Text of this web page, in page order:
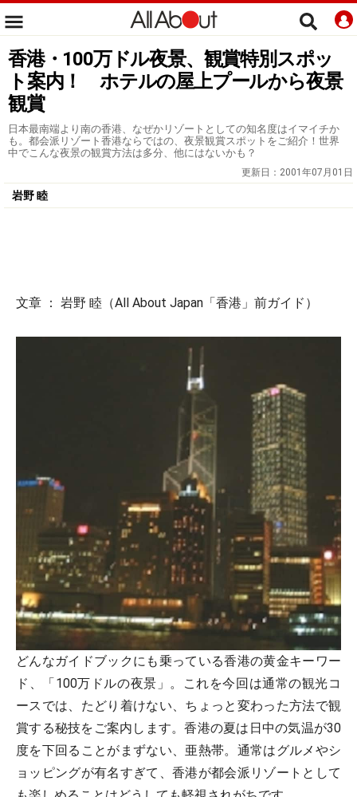
香港・100万ドル夜景、観賞特別スポッ
ト案内！ ホテルの屋上プールから夜景
観賞
日本最南端より南の香港、なぜかリゾートとしての知名度はイマイチか
も。都会派リゾート香港ならではの、夜景観賞スポットをご紹介！世界
中でこんな夜景の観賞方法は多分、他にはないかも？
更新日： 2001年07月01日
岩野 睦
文章 ： 岩野 睦（All About Japan「香港」前ガイド）
どんなガイドブックにも乗っている香港の黄金キーワー
ド、「100万ドルの夜景」。これを今回は通常の観光コ
ースでは、たどり着けない、ちょっと変わった方法で観
賞する秘技をご案内します。香港の夏は日中の気温が30
度を下回ることがまずない、亜熱帯。通常はグルメやシ
ョッピングが有名すぎて、香港が都会派リゾートとして